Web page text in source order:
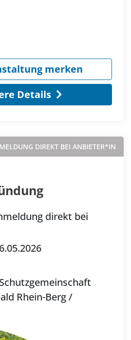
merken
Details
DIREKT BEI ANBIETER*IN
direkt bei
Schutzgemeinschaft
Rhein-Berg /